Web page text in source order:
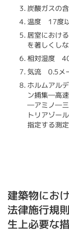
炭酸ガスの
温度 17度
居室におけ
を著しくしな
相対湿度
気流 0.5メ
ホルムアル
ン捕集―高
―アミノ―
トリアゾー
指定する測
建築物にお
法律施行規
生上必要な